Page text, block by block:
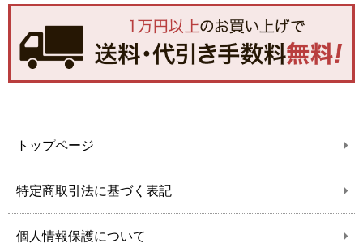
トップページ
特定商取引法に基づく表記
個人情報保護について